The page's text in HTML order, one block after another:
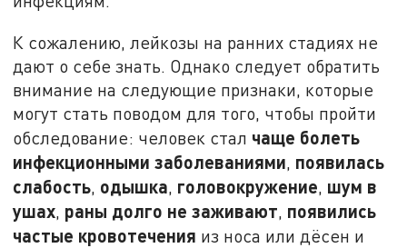
К сожалению, лейкозы на ранних стадиях не
дают о себе знать. Однако следует обратить
внимание на следующие признаки, которые
могут стать поводом для того, чтобы пройти
обследование: человек стал чаще болеть
инфекционными заболеваниями, появилась
слабость, одышка, головокружение, шум в
ушах, раны долго не заживают, появились
частые кровотечения из носа или дёсен и